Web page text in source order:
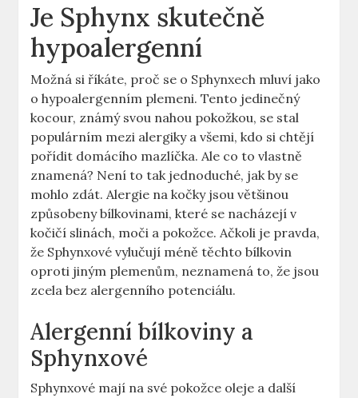
Je Sphynx skutečně
hypoalergenní
Možná si říkáte, proč se o Sphynxech mluví jako
o hypoalergenním plemeni. Tento jedinečný
kocour, známý svou nahou pokožkou, se stal
populárním mezi alergiky a všemi, kdo si chtějí
pořídit domácího mazlíčka. Ale co to vlastně
znamená? Není to tak jednoduché, jak by se
mohlo zdát. Alergie na kočky jsou většinou
způsobeny bílkovinami, které se nacházejí v
kočičí slinách, moči a pokožce. Ačkoli je pravda,
že Sphynxové vylučují méně těchto bílkovin
oproti jiným plemenům, neznamená to, že jsou
zcela bez alergenního potenciálu.
Alergenní bílkoviny a
Sphynxové
Sphynxové mají na své pokožce oleje a další